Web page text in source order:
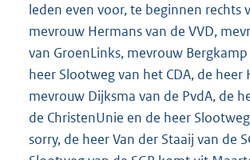
leden even voor, te beginnen rechts
mevrouw Hermans van de VVD,
van GroenLinks, mevrouw
heer Slootweg van het CDA, de heer
mevrouw Dijksma van de PvdA, de
de ChristenUnie en de heer Slootweg
sorry, de heer Van der Staaij van de